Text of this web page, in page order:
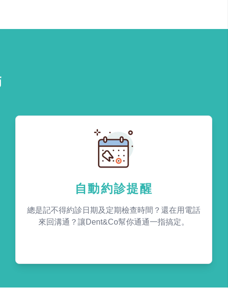
自動約診提醒
總是記不得約診日期及定期檢查時間？還在用電話
來回溝通？讓Dent&Co幫你通通一指搞定。